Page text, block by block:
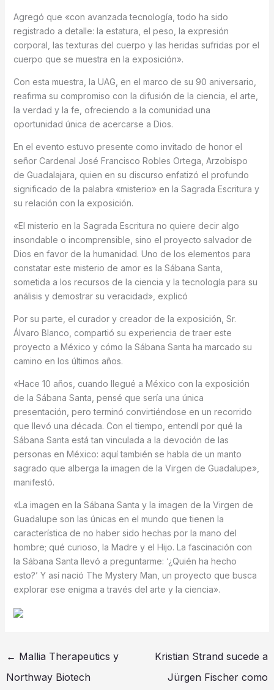
Agregó que «con avanzada tecnología, todo ha sido
registrado a detalle: la estatura, el peso, la expresión
corporal, las texturas del cuerpo y las heridas sufridas por el
cuerpo que se muestra en la exposición».
Con esta muestra, la UAG, en el marco de su 90 aniversario,
reafirma su compromiso con la difusión de la ciencia, el arte,
la verdad y la fe, ofreciendo a la comunidad una
oportunidad única de acercarse a Dios.
En el evento estuvo presente como invitado de honor el
señor Cardenal José Francisco Robles Ortega, Arzobispo
de Guadalajara, quien en su discurso enfatizó el profundo
significado de la palabra «misterio» en la Sagrada Escritura y
su relación con la exposición.
«El misterio en la Sagrada Escritura no quiere decir algo
insondable o incomprensible, sino el proyecto salvador de
Dios en favor de la humanidad. Uno de los elementos para
constatar este misterio de amor es la Sábana Santa,
sometida a los recursos de la ciencia y la tecnología para su
análisis y demostrar su veracidad», explicó
Por su parte, el curador y creador de la exposición, Sr.
Álvaro Blanco, compartió su experiencia de traer este
proyecto a México y cómo la Sábana Santa ha marcado su
camino en los últimos años.
«Hace 10 años, cuando llegué a México con la exposición
de la Sábana Santa, pensé que sería una única
presentación, pero terminó convirtiéndose en un recorrido
que llevó una década. Con el tiempo, entendí por qué la
Sábana Santa está tan vinculada a la devoción de las
personas en México: aquí también se habla de un manto
sagrado que alberga la imagen de la Virgen de Guadalupe»,
manifestó.
«La imagen en la Sábana Santa y la imagen de la Virgen de
Guadalupe son las únicas en el mundo que tienen la
característica de no haber sido hechas por la mano del
hombre; qué curioso, la Madre y el Hijo. La fascinación con
la Sábana Santa llevó a preguntarme: ‘¿Quién ha hecho
esto?’ Y así nació The Mystery Man, un proyecto que busca
explorar ese enigma a través del arte y la ciencia».
← Mallia Therapeutics y
Northway Biotech
Kristian Strand sucede a
Jürgen Fischer como